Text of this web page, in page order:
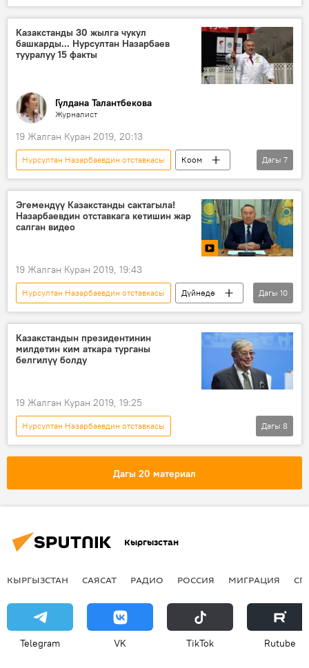
Дүйнөдө
Жаңылыктар
Саясат
Нурсултан Назарбаев
отставка
президент
Казакстанды 30 жылга чукул
башкарды... Нурсултан Назарбаев
тууралуу 15 факты
Гүлдана Талантбекова
Журналист
19 Жалган Куран 2019, 20:13
Нурсултан Назарбаевдин отставкасы
Коом
Жаңылыктар
Азия
Дүйнөдө
Нурсултан Назарбаев
Казакстан
отставка
факты
Дагы 7
Эгемендүү Казакстанды сактагыла!
Назарбаевдин отставкага кетишин жар
салган видео
19 Жалган Куран 2019, 19:43
Нурсултан Назарбаевдин отставкасы
Дүйнөдө
Азия
Жаңылыктар
Саясат
Нурсултан Назарбаев
отставка
Дагы 10
Казакстандын президентинин
милдетин ким аткара турганы
белгилүү болду
19 Жалган Куран 2019, 19:25
Нурсултан Назарбаевдин отставкасы
Жаңылыктар
Азия
Дүйнөдө
Казакстан
отставка
Касым-Жомарт Токаев
Дагы 8
Дагы 20 материал
Кыргызстан
КЫРГЫЗСТАН САЯСАТ РАДИО РОССИЯ МИГРАЦИЯ
Telegram VK ТikТоk Rutube